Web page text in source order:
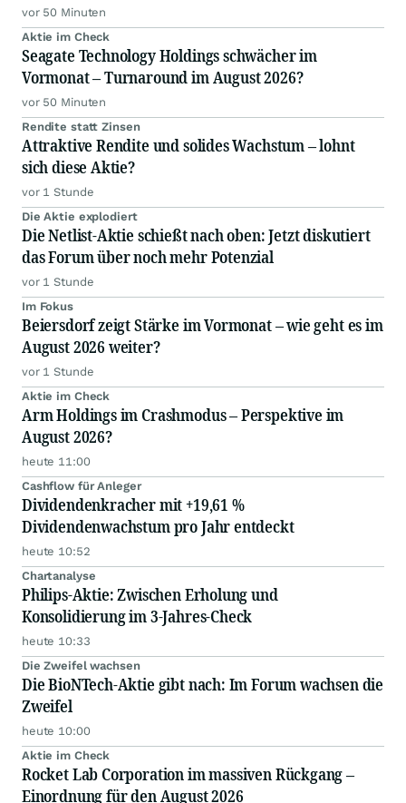
vor 50 Minuten
Aktie im Check
Seagate Technology Holdings schwächer im
Vormonat – Turnaround im August 2026?
vor 50 Minuten
Rendite statt Zinsen
Attraktive Rendite und solides Wachstum – lohnt
sich diese Aktie?
vor 1 Stunde
Die Aktie explodiert
Die Netlist-Aktie schießt nach oben: Jetzt diskutiert
das Forum über noch mehr Potenzial
vor 1 Stunde
Im Fokus
Beiersdorf zeigt Stärke im Vormonat – wie geht es im
August 2026 weiter?
vor 1 Stunde
Aktie im Check
Arm Holdings im Crashmodus – Perspektive im
August 2026?
heute 11:00
Cashflow für Anleger
Dividendenkracher mit +19,61 %
Dividendenwachstum pro Jahr entdeckt
heute 10:52
Chartanalyse
Philips-Aktie: Zwischen Erholung und
Konsolidierung im 3-Jahres-Check
heute 10:33
Die Zweifel wachsen
Die BioNTech-Aktie gibt nach: Im Forum wachsen die
Zweifel
heute 10:00
Aktie im Check
Rocket Lab Corporation im massiven Rückgang –
Einordnung für den August 2026